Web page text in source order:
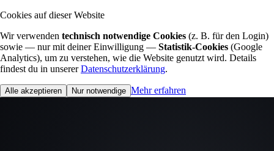
Cookies auf dieser Website
Wir verwenden technisch notwendige Cookies (z. B. für den Login)
sowie — nur mit deiner Einwilligung — Statistik-Cookies (Google
Analytics), um zu verstehen, wie die Website genutzt wird. Details
findest du in unserer Datenschutzerklärung.
Alle akzeptieren Nur notwendige Mehr erfahren